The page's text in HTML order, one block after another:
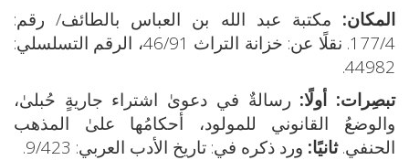
المكان: مكتبة عبد الله بن العباس بالطائف/ رقم:
177/4. نقلًا عن: خزانة التراث 46/91، الرقم التسلسلي:
44982.
تبصِرات: أولًا: رسالةٌ في دعوىٰ اشتراء جاريةٍ حُبلىٰ،
والوضعُ القانوني للمولود، أحكامُها علىٰ المذهب
الحنفي.ثانيًا: ورد ذكره في: تاريخ الأدب العربي: 9/423.